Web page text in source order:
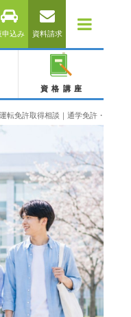
申込み 資料請求
資格講座
転免許取得相談｜通学免許・合宿免許